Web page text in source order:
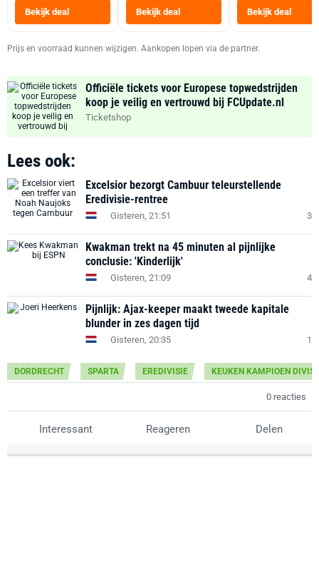
Bekijk deal Bekijk deal
Heteluchtfriteuse
Zwart
Bekijk deal
Prijs en voorraad kunnen wijzigen. Aankopen lopen via de partner.
Officiële tickets voor Europese topwedstrijden
koop je veilig en vertrouwd bij FCUpdate.nl
Ticketshop
Lees ook:
Excelsior bezorgt Cambuur teleurstellende
Eredivisie-rentree
Gisteren, 21:51 3
Kwakman trekt na 45 minuten al pijnlijke
conclusie: 'Kinderlijk'
Gisteren, 21:09 4
Pijnlijk: Ajax-keeper maakt tweede kapitale
blunder in zes dagen tijd
Gisteren, 20:35 1
DORDRECHT SPARTA EREDIVISIE KEUKEN KAMPIOEN
0 reacties
Interessant Reageren Delen